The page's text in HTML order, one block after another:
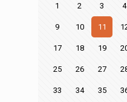
1 2 3 4
9 10 11
17 18 19
25 26 27
33 34 35